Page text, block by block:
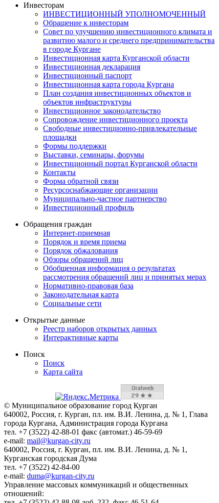
Инвесторам
ИНВЕСТИЦИОННЫЙ УПОЛНОМОЧЕННЫЙ
Обращение к инвесторам
Совет по улучшению инвестиционного климата и
развитию малого и среднего предпринимательства
в городе Кургане
Инвестиционная карта Курганской области
Инвестиционная декларация
Инвестиционный паспорт
Инвестиционная карта города Кургана
План создания инвестиционных объектов и
объектов инфраструктуры
Инвестиционное законодательство
Сопровождение инвестиционного проекта
Свободные инвестиционно-привлекательные
площадки
Формы поддержки
Выставки, семинары, форумы
Инвестиционный портал Курганской области
Контакты
Форма обратной связи
Ресурсоснабжающие организации
Муниципально-частное партнерство
Инвестиционный профиль
Обращения граждан
Интернет-приемная
Порядок и время приема
Порядок обжалования
Обзоры обращений лиц
Обобщенная информация о результатах
рассмотрения обращений лиц и принятых мерах
Нормативно-правовая база
Законодательная карта
Социальные сети
Открытые данные
Реестр наборов открытых данных
Интерактивные карты
Поиск
Поиск
Карта сайта
© Муниципальное образование город Курган
640002, Россия, г. Курган, пл. им. В.И. Ленина, д. № 1, Глава
города Кургана, Администрация города Кургана
тел. +7 (3522) 42-88-01 факс (автомат.) 46-59-69
e-mail: mail@kurgan-city.ru
640002, Россия, г. Курган, пл. им. В.И. Ленина, д. № 1,
Курганская городская Дума
тел. +7 (3522) 42-84-00
e-mail: duma@kurgan-city.ru
Управление массовых коммуникаций и общественных
отношений: